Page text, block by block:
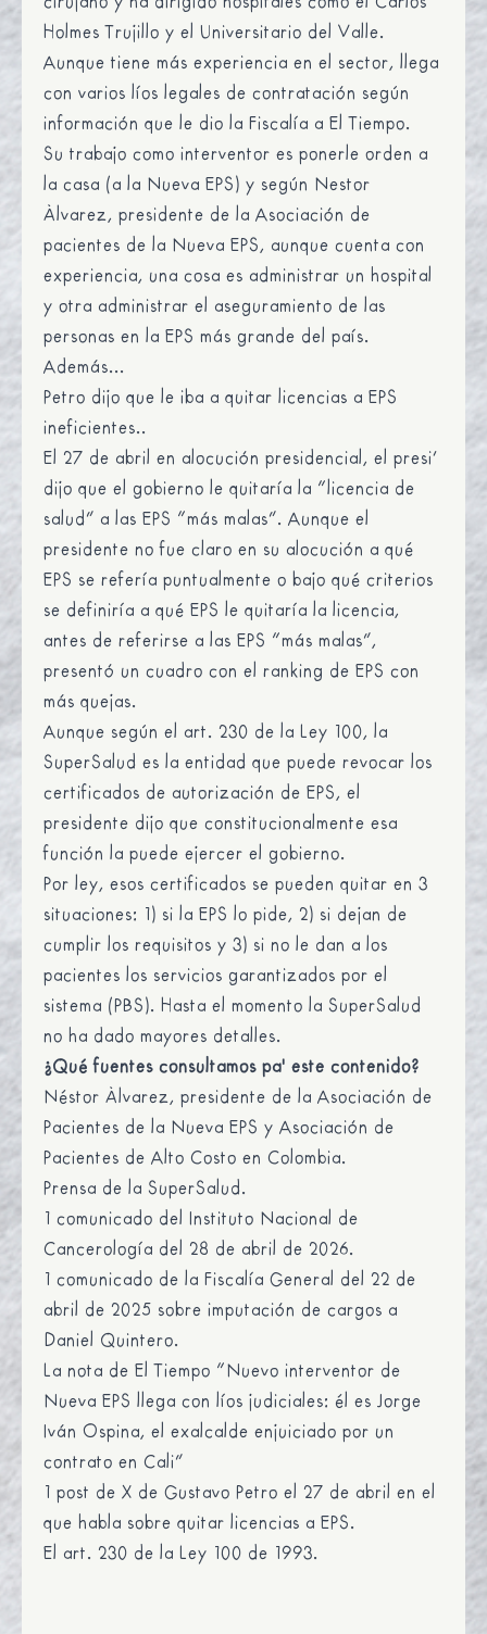
Holmes Trujillo y el Universitario del Valle.
Aunque tiene más experiencia en el sector, llega
con varios líos legales de contratación según
información que le dio la Fiscalía a El Tiempo.
Su trabajo como interventor es ponerle orden a
la casa (a la Nueva EPS) y según Nestor
Álvarez, presidente de la Asociación de
pacientes de la Nueva EPS, aunque cuenta con
experiencia, una cosa es administrar un hospital
y otra administrar el aseguramiento de las
personas en la EPS más grande del país.
Además...
Petro dijo que le iba a quitar licencias a EPS
ineficientes..
El 27 de abril en alocución presidencial, el presi’
dijo que el gobierno le quitaría la “licencia de
salud” a las EPS “más malas”. Aunque el
presidente no fue claro en su alocución a qué
EPS se refería puntualmente o bajo qué criterios
se definiría a qué EPS le quitaría la licencia,
antes de referirse a las EPS “más malas”,
presentó un cuadro con el ranking de EPS con
más quejas.
Aunque según el art. 230 de la Ley 100, la
SuperSalud es la entidad que puede revocar los
certificados de autorización de EPS, el
presidente dijo que constitucionalmente esa
función la puede ejercer el gobierno.
Por ley, esos certificados se pueden quitar en 3
situaciones: 1) si la EPS lo pide, 2) si dejan de
cumplir los requisitos y 3) si no le dan a los
pacientes los servicios garantizados por el
sistema (PBS). Hasta el momento la SuperSalud
no ha dado mayores detalles.
¿Qué fuentes consultamos pa' este contenido?
Néstor Álvarez, presidente de la Asociación de
Pacientes de la Nueva EPS y Asociación de
Pacientes de Alto Costo en Colombia.
Prensa de la SuperSalud.
1 comunicado del Instituto Nacional de
Cancerología del 28 de abril de 2026.
1 comunicado de la Fiscalía General del 22 de
abril de 2025 sobre imputación de cargos a
Daniel Quintero.
La nota de El Tiempo “Nuevo interventor de
Nueva EPS llega con líos judiciales: él es Jorge
Iván Ospina, el exalcalde enjuiciado por un
contrato en Cali”
1 post de X de Gustavo Petro el 27 de abril en el
que habla sobre quitar licencias a EPS.
El art. 230 de la Ley 100 de 1993.